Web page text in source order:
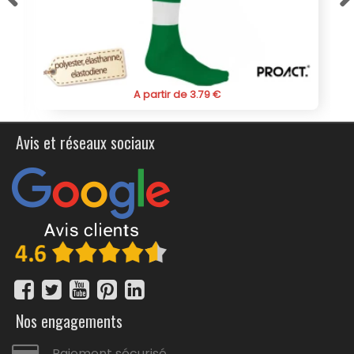
offrir à votre marque la visibilité qu'elle mérite.
A partir de 3.50 €
Avis et réseaux sociaux
Nos engagements